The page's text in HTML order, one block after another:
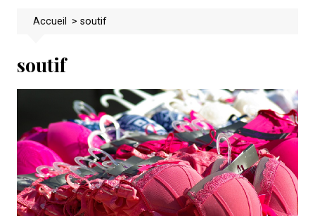
Accueil >soutif
soutif